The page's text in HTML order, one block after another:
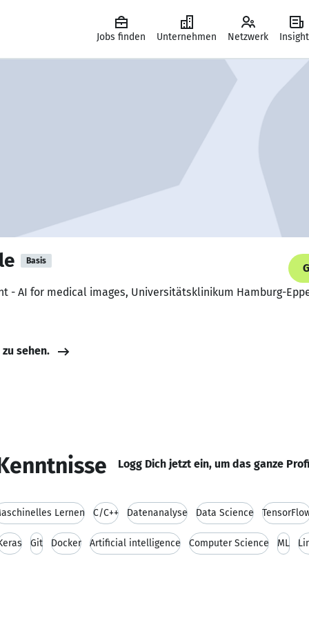
Jobs finden Unternehmen Netzwerk
Basis
- AI for medical images, Universitätsklinikum Hamburg-
sehen.
Logg Dich jetzt ein, um das ganze
Lernen C/C++ Datenanalyse Data Science
Git Docker Artificial intelligence Computer Science ML